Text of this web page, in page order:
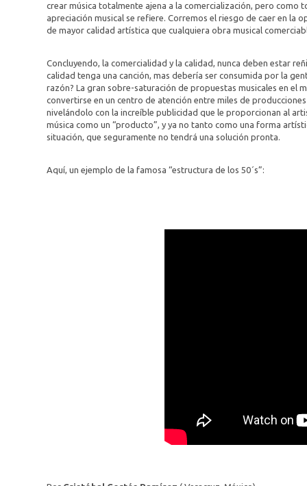
crear música totalmente ajena a la comercialización, pero
apreciación musical se refiere. Corremos el riesgo de caer en la
de mayor calidad artística que cualquiera obra musical
Concluyendo, la comercialidad y la calidad, nunca deben estar
calidad tenga una canción, mas debería ser consumida por la
razón? La gran sobre-saturación de propuestas musicales en el
convertirse en un centro de atención entre miles de
nivelándolo con la increíble publicidad que le proporcionan al
música como un “producto”, y ya no tanto como una forma
situación, que seguramente no tendrá una solución pronta.
Aquí, un ejemplo de la famosa “estructura de los 50´s”: